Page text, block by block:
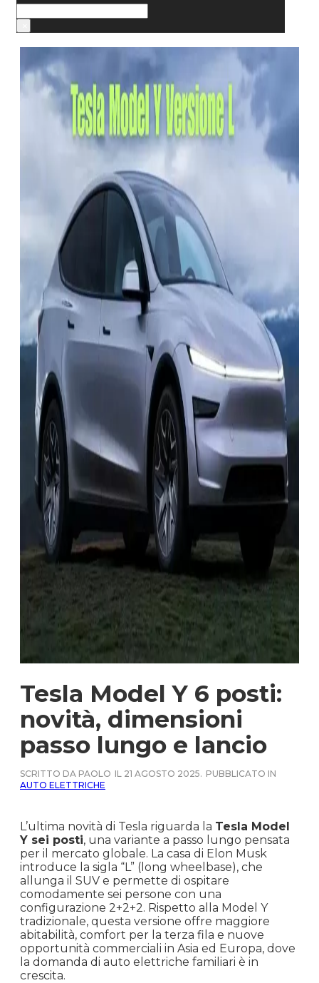
Tesla Model Y 6 posti:
novità, dimensioni
passo lungo e lancio
SCRITTO DA PAOLO IL 21 AGOSTO 2025. PUBBLICATO IN
AUTO ELETTRICHE
L’ultima novità di Tesla riguarda la Tesla Model
Y sei posti, una variante a passo lungo pensata
per il mercato globale. La casa di Elon Musk
introduce la sigla “L” (long wheelbase), che
allunga il SUV e permette di ospitare
comodamente sei persone con una
configurazione 2+2+2. Rispetto alla Model Y
tradizionale, questa versione offre maggiore
abitabilità, comfort per la terza fila e nuove
opportunità commerciali in Asia ed Europa, dove
la domanda di auto elettriche familiari è in
crescita.